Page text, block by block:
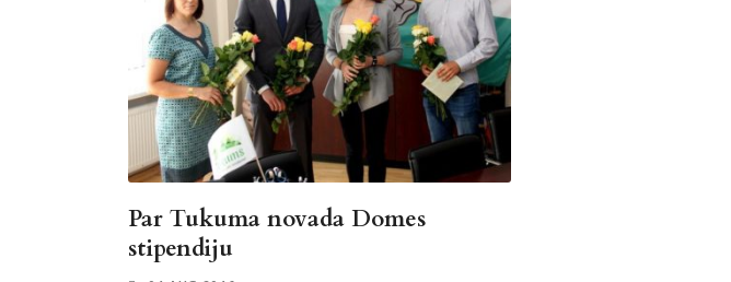
Par Tukuma novada Domes
stipendiju